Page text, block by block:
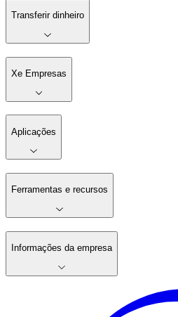
Transferir dinheiro
Xe Empresas
Aplicações
Ferramentas e recursos
Informações da empresa